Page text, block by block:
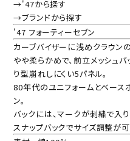
→'47から探す
→ブランドから探す
'47 フォーティーセブン
カーブバイザーに浅めクラウンの
やや柔らかめで、前立メッシュ
り型崩れしにくい5パネル。
80年代のユニフォームとベース
ン。
バックには、マークが刺繍で入り
スナップバックでサイズ調整が可